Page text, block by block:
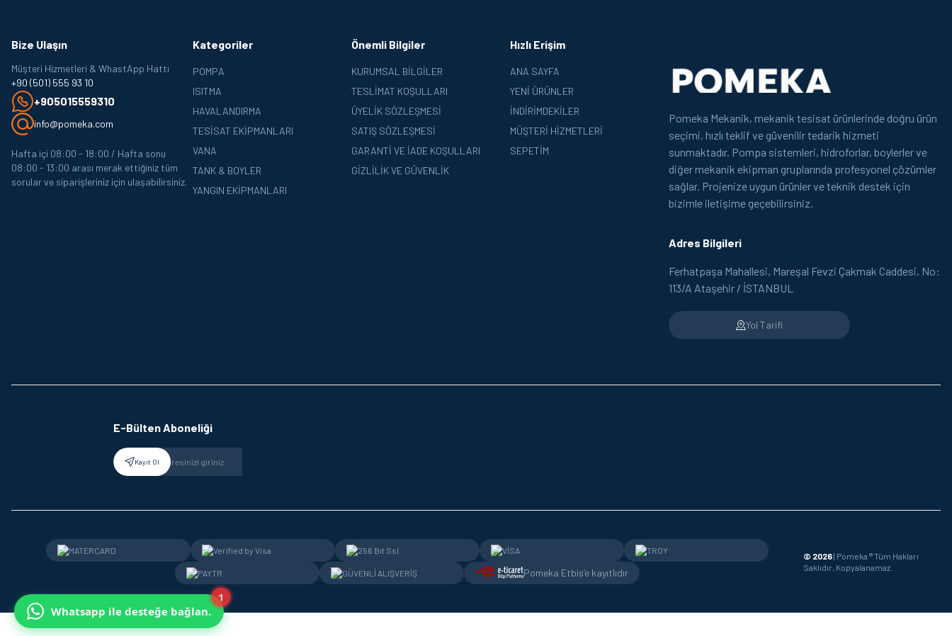
Whatsapp ile desteğe bağlan.
1
Bize Ulaşın
Müşteri Hizmetleri & WhastApp Hattı
+90 (501) 555 93 10
+905015559310
info@pomeka.com
Hafta içi 08:00 - 18:00 / Hafta sonu
08:00 - 13:00 arası merak ettiğiniz tüm
sorular ve siparişleriniz için ulaşabilirsiniz.
Kategoriler
POMPA
ISITMA
HAVALANDIRMA
TESISAT EKIPMANLARI
VANA
TANK & BOYLER
YANGIN EKIPMANLARI
Önemli Bilgiler
KURUMSAL BILGILER
TESLIMAT KOŞULLARI
ÜYELIK SÖZLEŞMESI
SATIŞ SÖZLEŞMESI
GARANTI VE İADE KOŞULLARI
GIZLILIK VE GÜVENLIK
Hızlı Erişim
ANA SAYFA
YENI ÜRÜNLER
İNDIRIMDEKILER
MÜŞTERI HIZMETLERI
SEPETIM
Pomeka Mekanik, mekanik tesisat ürünlerinde doğru ürün
seçimi, hızlı teklif ve güvenilir tedarik hizmeti
sunmaktadır. Pompa sistemleri, hidroforlar, boylerler ve
diğer mekanik ekipman gruplarında profesyonel çözümler
sağlar. Projenize uygun ürünler ve teknik destek için
bizimle iletişime geçebilirsiniz.
Adres Bilgileri
Ferhatpaşa Mahallesi, Mareşal Fevzi Çakmak Caddesi, No:
113/A Ataşehir / İSTANBUL
Yol Tarifi
E-Bülten Aboneliği
Kayıt Ol
Pomeka Etbis’e kayıtlıdır
© 2026| Pomeka ® Tüm Hakları
Saklıdır, Kopyalanamaz.